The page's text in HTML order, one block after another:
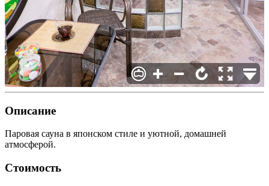
Описание
Паровая сауна в японском стиле и уютной, домашней
атмосферой.
Стоимость